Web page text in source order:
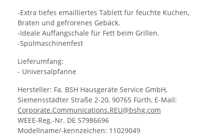
-Extra tiefes emailliertes Tablett für feuchte Kuchen,
Braten und gefrorenes Gebäck.
-Ideale Auffangschale für Fett beim Grillen.
-Spülmaschinenfest
Lieferumfang:
- Universalpfanne
Hersteller: Fa. BSH Hausgeräte Service GmbH,
Siemensstädter Straße 2-20, 90765 Fürth, E-Mail:
Corporate.Communications.REU@bshg.com
WEEE-Reg.-Nr. DE 57986696
Modellname/-kennzeichen: 11029049